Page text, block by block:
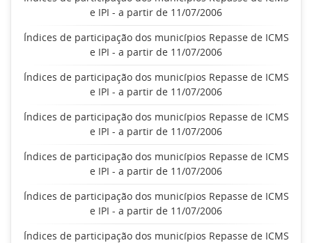
e IPI - a partir de 11/07/2006
Índices de participação dos municípios Repasse de ICMS
e IPI - a partir de 11/07/2006
Índices de participação dos municípios Repasse de ICMS
e IPI - a partir de 11/07/2006
Índices de participação dos municípios Repasse de ICMS
e IPI - a partir de 11/07/2006
Índices de participação dos municípios Repasse de ICMS
e IPI - a partir de 11/07/2006
Índices de participação dos municípios Repasse de ICMS
e IPI - a partir de 11/07/2006
Índices de participação dos municípios Repasse de ICMS